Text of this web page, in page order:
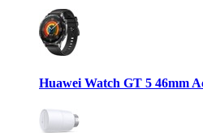
Huawei Watch GT 5 46mm